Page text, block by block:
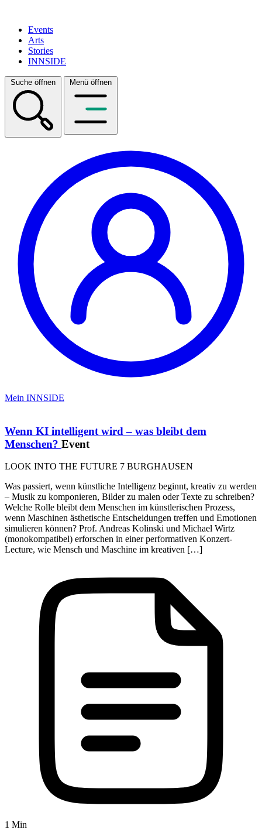
Events
Arts
Stories
INNSIDE
Suche öffnen Menü öffnen
Mein INNSIDE
Wenn KI intelligent wird – was bleibt dem
Menschen? Event
LOOK INTO THE FUTURE 7 BURGHAUSEN
Was passiert, wenn künstliche Intelligenz beginnt, kreativ zu werden
– Musik zu komponieren, Bilder zu malen oder Texte zu schreiben?
Welche Rolle bleibt dem Menschen im künstlerischen Prozess,
wenn Maschinen ästhetische Entscheidungen treffen und Emotionen
simulieren können? Prof. Andreas Kolinski und Michael Wirtz
(monokompatibel) erforschen in einer performativen Konzert-
Lecture, wie Mensch und Maschine im kreativen […]
1 Min